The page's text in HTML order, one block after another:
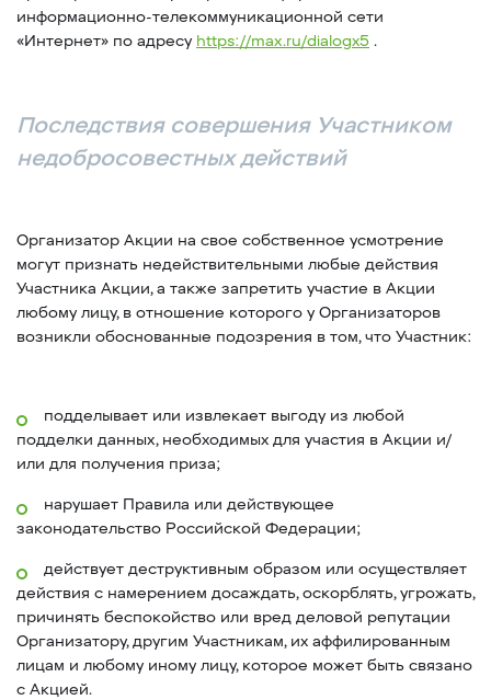
информационно-телекоммуникационной сети
«Интернет» по адресу https://max.ru/dialogx5 .
Последствия совершения Участником
недобросовестных действий
Организатор Акции на свое собственное усмотрение
могут признать недействительными любые действия
Участника Акции, а также запретить участие в Акции
любому лицу, в отношение которого у Организаторов
возникли обоснованные подозрения в том, что Участник:
подделывает или извлекает выгоду из любой
подделки данных, необходимых для участия в Акции и/
или для получения приза;
нарушает Правила или действующее
законодательство Российской Федерации;
действует деструктивным образом или осуществляет
действия с намерением досаждать, оскорблять, угрожать,
причинять беспокойство или вред деловой репутации
Организатору, другим Участникам, их аффилированным
лицам и любому иному лицу, которое может быть связано
с Акцией.